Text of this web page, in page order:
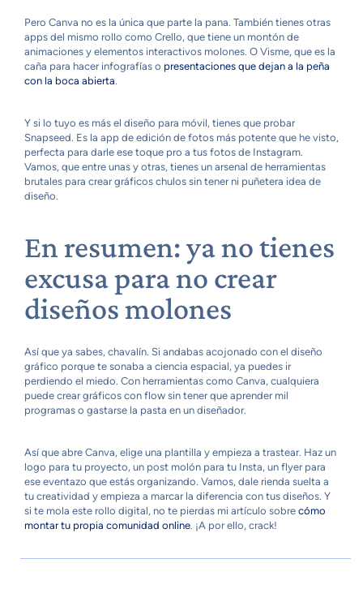
Pero Canva no es la única que parte la pana. También tienes otras
apps del mismo rollo como Crello, que tiene un montón de
animaciones y elementos interactivos molones. O Visme, que es la
caña para hacer infografías o presentaciones que dejan a la peña
con la boca abierta.
Y si lo tuyo es más el diseño para móvil, tienes que probar
Snapseed. Es la app de edición de fotos más potente que he visto,
perfecta para darle ese toque pro a tus fotos de Instagram.
Vamos, que entre unas y otras, tienes un arsenal de herramientas
brutales para crear gráficos chulos sin tener ni puñetera idea de
diseño.
En resumen: ya no tienes
excusa para no crear
diseños molones
Así que ya sabes, chavalín. Si andabas acojonado con el diseño
gráfico porque te sonaba a ciencia espacial, ya puedes ir
perdiendo el miedo. Con herramientas como Canva, cualquiera
puede crear gráficos con flow sin tener que aprender mil
programas o gastarse la pasta en un diseñador.
Así que abre Canva, elige una plantilla y empieza a trastear. Haz un
logo para tu proyecto, un post molón para tu Insta, un flyer para
ese eventazo que estás organizando. Vamos, dale rienda suelta a
tu creatividad y empieza a marcar la diferencia con tus diseños. Y
si te mola este rollo digital, no te pierdas mi artículo sobre cómo
montar tu propia comunidad online. ¡A por ello, crack!